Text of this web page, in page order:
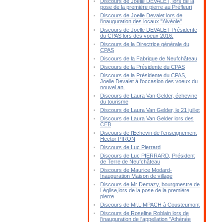
pose de la première pierre au Préfleuri
Discours de Joelle Devalet lors de
l'inauguration des locaux "Alvéole"
Discours de Joelle DEVALET Présidente
du CPAS lors des voeux 2016.
Discours de la Directrice générale du
CPAS
Discours de la Fabrique de Neufchâteau
Discours de la Présidente du CPAS
Discours de la Présidente du CPAS,
Joelle Devalet à l'occasion des voeux du
nouvel an.
Discours de Laura Van Gelder, échevine
du tourisme
Discours de Laura Van Gelder, le 21 juillet
Discours de Laura Van Gelder lors des
CEB
Discours de l'Echevin de l'enseignement
Hector PIRON
Discours de Luc Pierrard
Discours de Luc PIERRARD, Président
de Terre de Neufchâteau
Discours de Maurice Modard-
Inauguration Maison de village
Discours de Mr Demazy, bourgmestre de
Léglise,lors de la pose de la première
pierre
Discours de Mr.LIMPACH à Cousteumont
Discours de Roseline Roblain lors de
l'inauguration de l'appellation "Athénée